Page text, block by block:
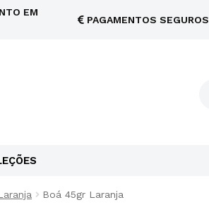
EM
PAGAMENTOS SEGUROS
Boá 45gr Laranja